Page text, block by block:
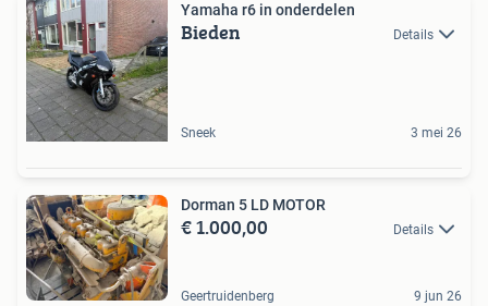
Yamaha r6 in onderdelen
Bieden Details
Sneek 3 mei 26
Dorman 5 LD MOTOR
€ 1.000,00 Details
Geertruidenberg 9 jun 26